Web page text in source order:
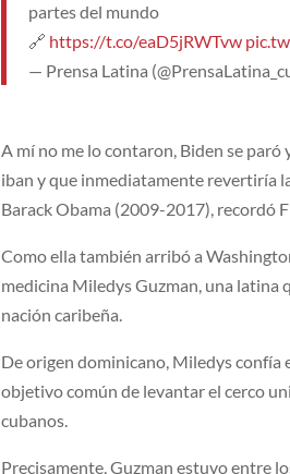
partes del mundo
🔗 https://t.co/eaD5jRWTvw
— Prensa Latina
A mí no me lo contaron, Biden se
iban y que inmediatamente revertiría
Barack Obama (2009-2017), recordó
Como ella también arribó a
medicina Miledys Guzman, una latina
nación caribeña.
De origen dominicano, Miledys confía
objetivo común de levantar el cerco
cubanos.
Precisamente, Guzman estuvo entre